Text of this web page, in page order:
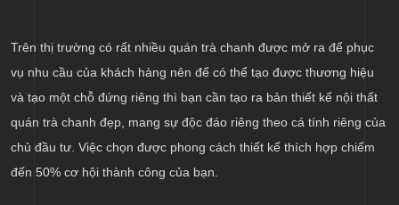
Trên thị trường có rất nhiều quán trà chanh được mở ra để phục
vụ nhu cầu của khách hàng nên để có thể tạo được thương hiệu
và tạo một chỗ đứng riêng thì bạn cần tạo ra bản thiết kế nội thất
quán trà chanh đẹp, mang sự độc đáo riêng theo cá tính riêng của
chủ đầu tư. Việc chọn được phong cách thiết kế thích hợp chiếm
đến 50% cơ hội thành công của bạn.